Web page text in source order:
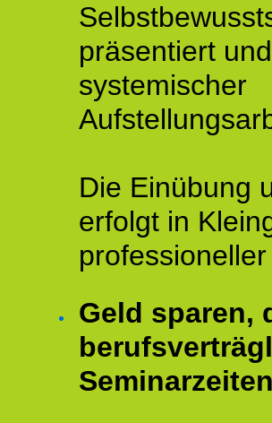
präsentiert
systemischer
Die Einübung
erfolgt in
Geld sparen,